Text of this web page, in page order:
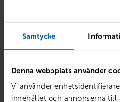
Samtycke
Denna webbplats använder
Vi använder
innehållet och annonserna till
RENAULT
Captur TCe120 En Svensk
Mjölby 2017 4495 mil
PRIS